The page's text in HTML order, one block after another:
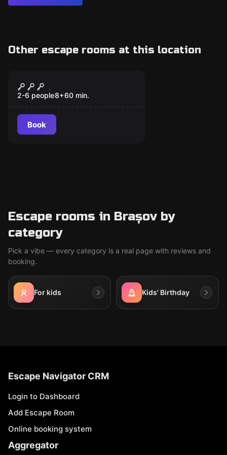
Other escape rooms at this location
Popular
Orient Express
2-6 people8+60 min.
Book
Escape rooms in Brașov by
category
Pick a vibe — every category is a real page with reviews and
booking.
For kids Kids' Birthday
Escape Navigator CRM
Login to Dashboard
Add Escape Room
Online booking system
Aggregator